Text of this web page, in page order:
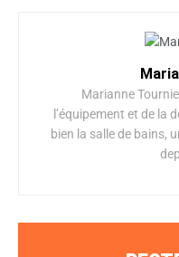
Marianne
l’équipement et de la
bien la salle de bains,